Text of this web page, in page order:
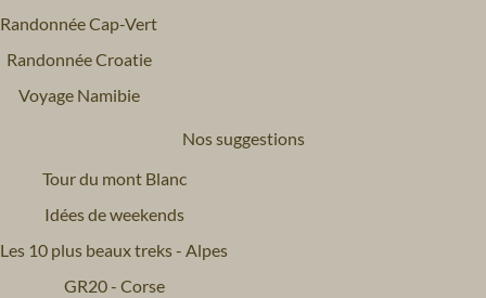
Randonnée Cap-Vert
Randonnée Croatie
Voyage Namibie
Nos suggestions
Tour du mont Blanc
Idées de weekends
Les 10 plus beaux treks - Alpes
GR20 - Corse